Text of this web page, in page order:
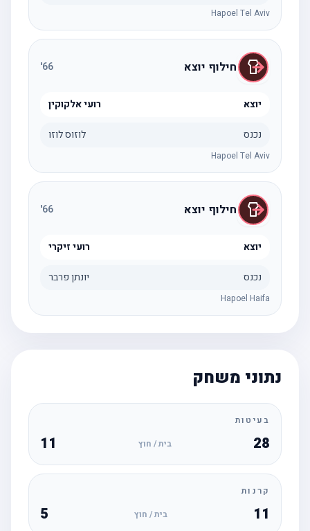
Hapoel Tel Aviv
חילוף יוצא 66
'
יוצא רועי אלקוקין
נכנס לוזוס לוזו
Hapoel Tel Aviv
חילוף יוצא 66
'
יוצא רועי זיקרי
נכנס יונתן פרבר
Hapoel Haifa
נתוני משחק
בעיטות
28 בית / חוץ 11
קרנות
11 בית / חוץ